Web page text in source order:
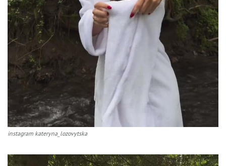
instagram kateryna_lozovytska